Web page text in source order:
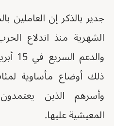
جدير بالذكر إن العاملين
الشهرية منذ اندلاع
ذلك أوضاع مأساوية
وأسرهم الذين
المعيشية عليها.